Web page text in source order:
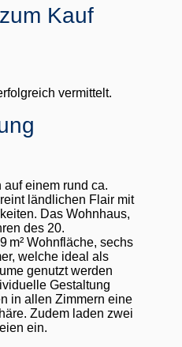
Kauf
vermittelt.
einem rund ca.
ländlichen Flair mit
Das Wohnhaus,
des 20.
m² Wohnfläche, sechs
welche ideal als
genutzt werden
Gestaltung
in allen Zimmern eine
Zudem laden zwei
ein.